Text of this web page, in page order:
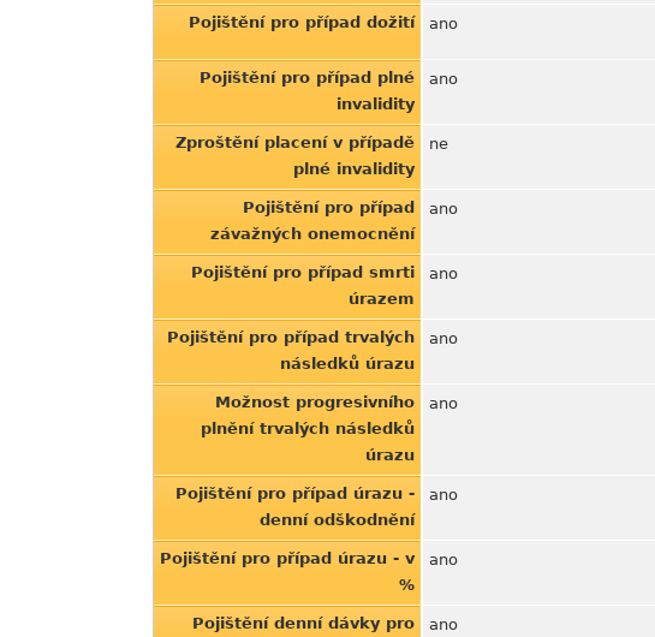
Pojištění pro případ dožití ano
Pojištění pro případ plné
invalidity
ano
Zproštění placení v případě
plné invalidity
ne
Pojištění pro případ
závažných onemocnění
ano
Pojištění pro případ smrti
úrazem
ano
Pojištění pro případ trvalých
následků úrazu
ano
Možnost progresivního
plnění trvalých následků
úrazu
ano
Pojištění pro případ úrazu -
denní odškodnění
ano
Pojištění pro případ úrazu - v
%
ano
Pojištění denní dávky pro
ano